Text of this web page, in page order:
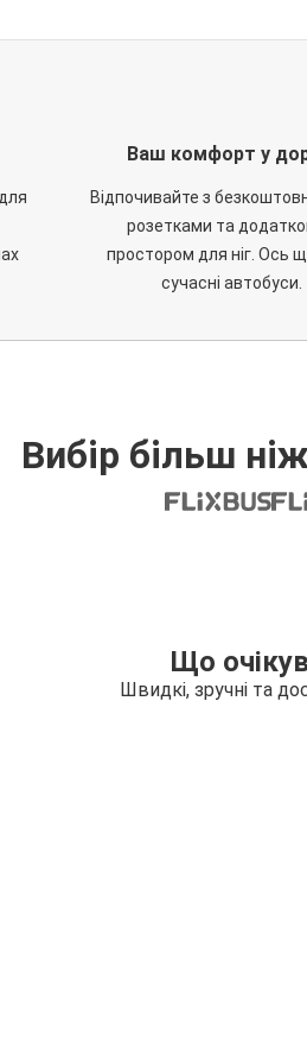
Ваш комфорт у
Відпочивайте з
розетками та
простором для ніг. Ось
сучасні автобуси.
Вибір більш
Що
Швидкі, зручні та